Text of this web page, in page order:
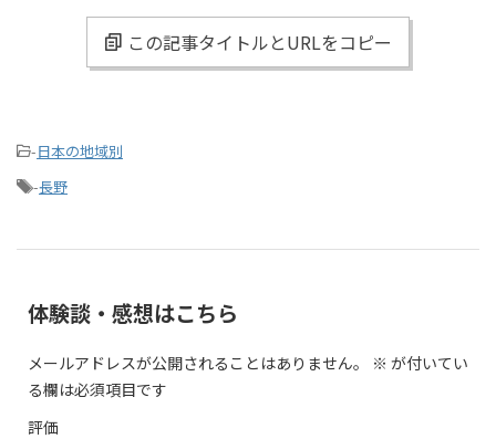
この記事タイトルとURLをコピー
-日本の地域別
-長野
体験談・感想はこちら
メールアドレスが公開されることはありません。 ※ が付いてい
る欄は必須項目です
評価